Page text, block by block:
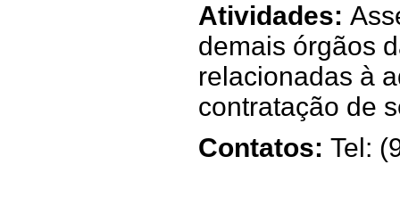
Atividades:
demais órgãos
relacionadas à
contratação de
Contatos: Tel: